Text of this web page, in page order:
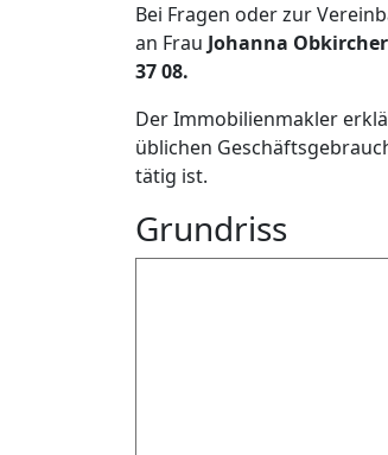
Bei Fragen oder zur
an Frau Johanna Obkircher
37 08.
Der Immobilienmakler
üblichen
tätig ist.
Grundriss